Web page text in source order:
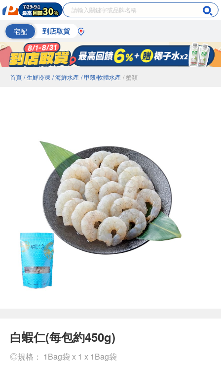
宅配 到店取貨
首頁 / 生鮮冷凍 / 海鮮水產 / 甲殼/軟體水產 / 蟹類
白蝦仁(每包約450g)
◎規格： 1Bag袋 x 1 x 1Bag袋